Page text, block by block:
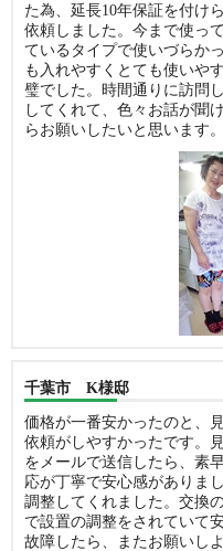
た為、延長10年保証を付け
依頼しました。今まで使っ
ているタイプで使いづらか
も入れやすくとても使いや
璧でした。時間通りに訪問
してくれて、色々お話が聞
らお願いしたいと思います
千葉市 K様邸
価格が一番安かったのと、
依頼がしやすかったです。
をメールで送信したら、素
応が丁寧で安心感がありま
調整してくれました。交換
で設置の調整をされていて
故障したら、またお願いし